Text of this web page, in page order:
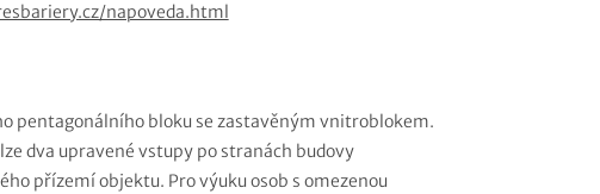
napoveda.html
pentagonálního bloku se zastavěným vnitroblokem.
dva upravené vstupy po stranách budovy
přízemí objektu. Pro výuku osob s omezenou